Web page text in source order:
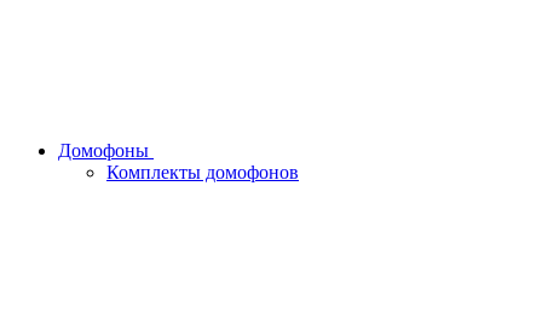
Домофоны
Комплекты домофонов